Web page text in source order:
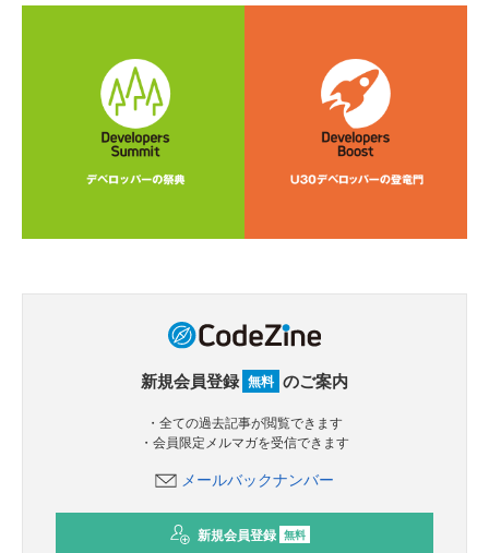
新規会員登録 無料 のご案内
・全ての過去記事が閲覧できます
・会員限定メルマガを受信できます
メールバックナンバー
新規会員登録 無料